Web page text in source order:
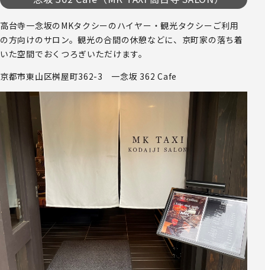
高台寺一念坂のMKタクシーのハイヤー・観光タクシーご利用
の方向けのサロン。観光の合間の休憩などに、京町家の落ち着
いた空間でおくつろぎいただけます。
京都市東山区桝屋町362-3 一念坂 362 Cafe